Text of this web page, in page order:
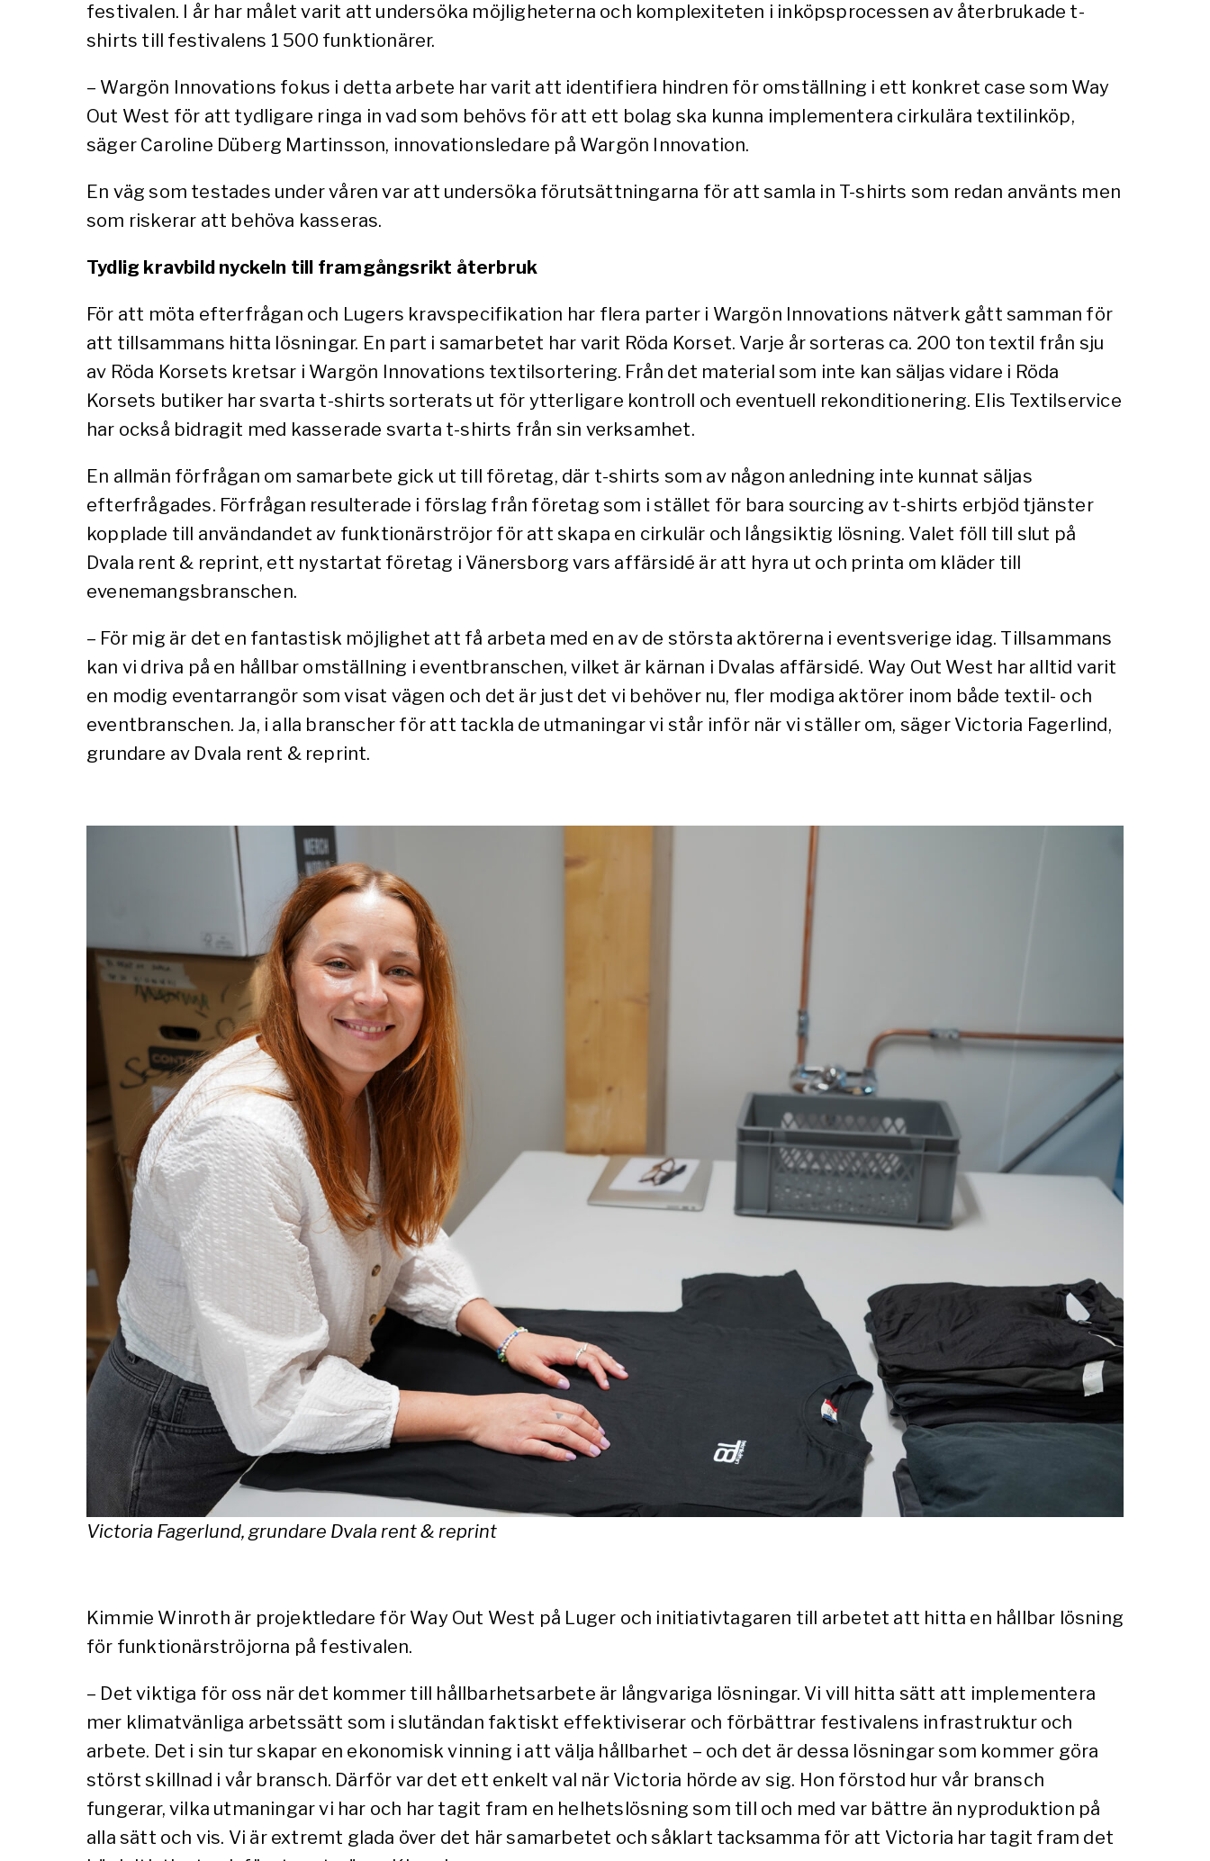
festivalen. I år har målet varit att undersöka möjligheterna och komplexiteten i inköpsprocessen av återbrukade t-
shirts till festivalens 1 500 funktionärer.
– Wargön Innovations fokus i detta arbete har varit att identifiera hindren för omställning i ett konkret case som Way
Out West för att tydligare ringa in vad som behövs för att ett bolag ska kunna implementera cirkulära textilinköp,
säger Caroline Düberg Martinsson, innovationsledare på Wargön Innovation.
En väg som testades under våren var att undersöka förutsättningarna för att samla in T-shirts som redan använts men
som riskerar att behöva kasseras.
Tydlig kravbild nyckeln till framgångsrikt återbruk
För att möta efterfrågan och Lugers kravspecifikation har flera parter i Wargön Innovations nätverk gått samman för
att tillsammans hitta lösningar. En part i samarbetet har varit Röda Korset. Varje år sorteras ca. 200 ton textil från sju
av Röda Korsets kretsar i Wargön Innovations textilsortering. Från det material som inte kan säljas vidare i Röda
Korsets butiker har svarta t-shirts sorterats ut för ytterligare kontroll och eventuell rekonditionering. Elis Textilservice
har också bidragit med kasserade svarta t-shirts från sin verksamhet.
En allmän förfrågan om samarbete gick ut till företag, där t-shirts som av någon anledning inte kunnat säljas
efterfrågades. Förfrågan resulterade i förslag från företag som i stället för bara sourcing av t-shirts erbjöd tjänster
kopplade till användandet av funktionärströjor för att skapa en cirkulär och långsiktig lösning. Valet föll till slut på
Dvala rent & reprint, ett nystartat företag i Vänersborg vars affärsidé är att hyra ut och printa om kläder till
evenemangsbranschen.
– För mig är det en fantastisk möjlighet att få arbeta med en av de största aktörerna i eventsverige idag. Tillsammans
kan vi driva på en hållbar omställning i eventbranschen, vilket är kärnan i Dvalas affärsidé. Way Out West har alltid varit
en modig eventarrangör som visat vägen och det är just det vi behöver nu, fler modiga aktörer inom både textil- och
eventbranschen. Ja, i alla branscher för att tackla de utmaningar vi står inför när vi ställer om, säger Victoria Fagerlind,
grundare av Dvala rent & reprint.
Victoria Fagerlund, grundare Dvala rent & reprint
Kimmie Winroth är projektledare för Way Out West på Luger och initiativtagaren till arbetet att hitta en hållbar lösning
för funktionärströjorna på festivalen.
– Det viktiga för oss när det kommer till hållbarhetsarbete är långvariga lösningar. Vi vill hitta sätt att implementera
mer klimatvänliga arbetssätt som i slutändan faktiskt effektiviserar och förbättrar festivalens infrastruktur och
arbete. Det i sin tur skapar en ekonomisk vinning i att välja hållbarhet – och det är dessa lösningar som kommer göra
störst skillnad i vår bransch. Därför var det ett enkelt val när Victoria hörde av sig. Hon förstod hur vår bransch
fungerar, vilka utmaningar vi har och har tagit fram en helhetslösning som till och med var bättre än nyproduktion på
alla sätt och vis. Vi är extremt glada över det här samarbetet och såklart tacksamma för att Victoria har tagit fram det